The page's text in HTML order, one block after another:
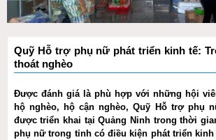
Quỹ Hỗ trợ phụ nữ phát triển kinh tế:
thoát nghèo
Được đánh giá là phù hợp với những hội
hộ nghèo, hộ cận nghèo, Quỹ Hỗ trợ phụ
được triển khai tại Quảng Ninh trong thời
phụ nữ trong tỉnh có điều kiện phát triển